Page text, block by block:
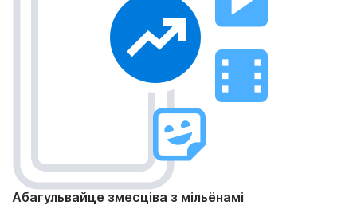
Абагульвайце змесціва з мільёнамі